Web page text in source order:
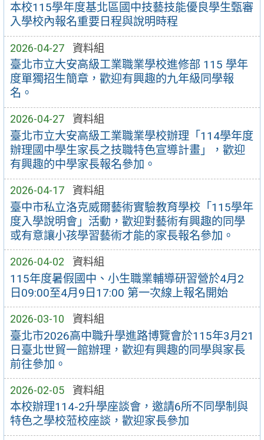
本校115學年度基北區國中技藝技能優良學生甄審
入學校內報名重要日程與說明時程
2026-04-27 資料組
臺北市立大安高級工業職業學校進修部 115 學年
度單獨招生簡章，歡迎有興趣的九年級同學報
名。
2026-04-27 資料組
臺北市立大安高級工業職業學校辦理「114學年度
辦理國中學生家長之技職特色宣導計畫」，歡迎
有興趣的中學家長報名參加。
2026-04-17 資料組
臺中市私立洛克威爾藝術實驗教育學校「115學年
度入學說明會」活動，歡迎對藝術有興趣的同學
或有意讓小孩學習藝術才能的家長報名參加。
2026-04-02 資料組
115年度暑假國中、小生職業輔導研習營於4月2
日09:00至4月9日17:00 第一次線上報名開始
2026-03-10 資料組
臺北市2026高中職升學進路博覽會於115年3月21
日臺北世貿一館辦理，歡迎有興趣的同學與家長
前往參加。
2026-02-05 資料組
本校辦理114-2升學座談會，邀請6所不同學制與
特色之學校蒞校座談，歡迎家長參加